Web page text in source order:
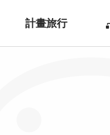
計畫旅行